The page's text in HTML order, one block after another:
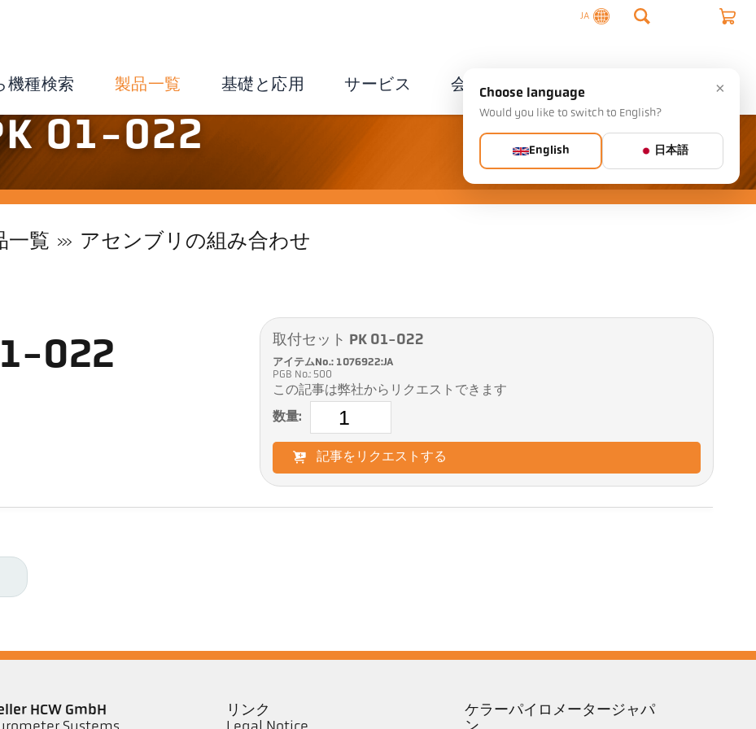
JA
機種検索 製品一覧 基礎と応用 サービス 会社概要
01-022
一覧 アセンブリの組み合わせ
022 取付セット PK 01-022
アイテムNo.: 1076922:JA
PGB No.: 500
この記事は弊社からリクエストできます
数量:
記事をリクエストする
HCW GmbH
リンク
ケラーパイロメータージャパ
×
Choose language
Would you like to switch to English?
English 日本語